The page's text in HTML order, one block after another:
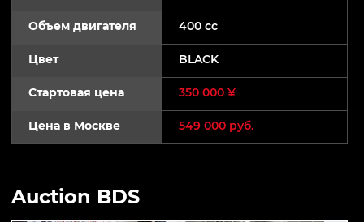
Объем двигателя 400 cc
Цвет BLACK
Стартовая цена 350 000 ¥
Цена в Москве 549 000 руб.
Auction BDS